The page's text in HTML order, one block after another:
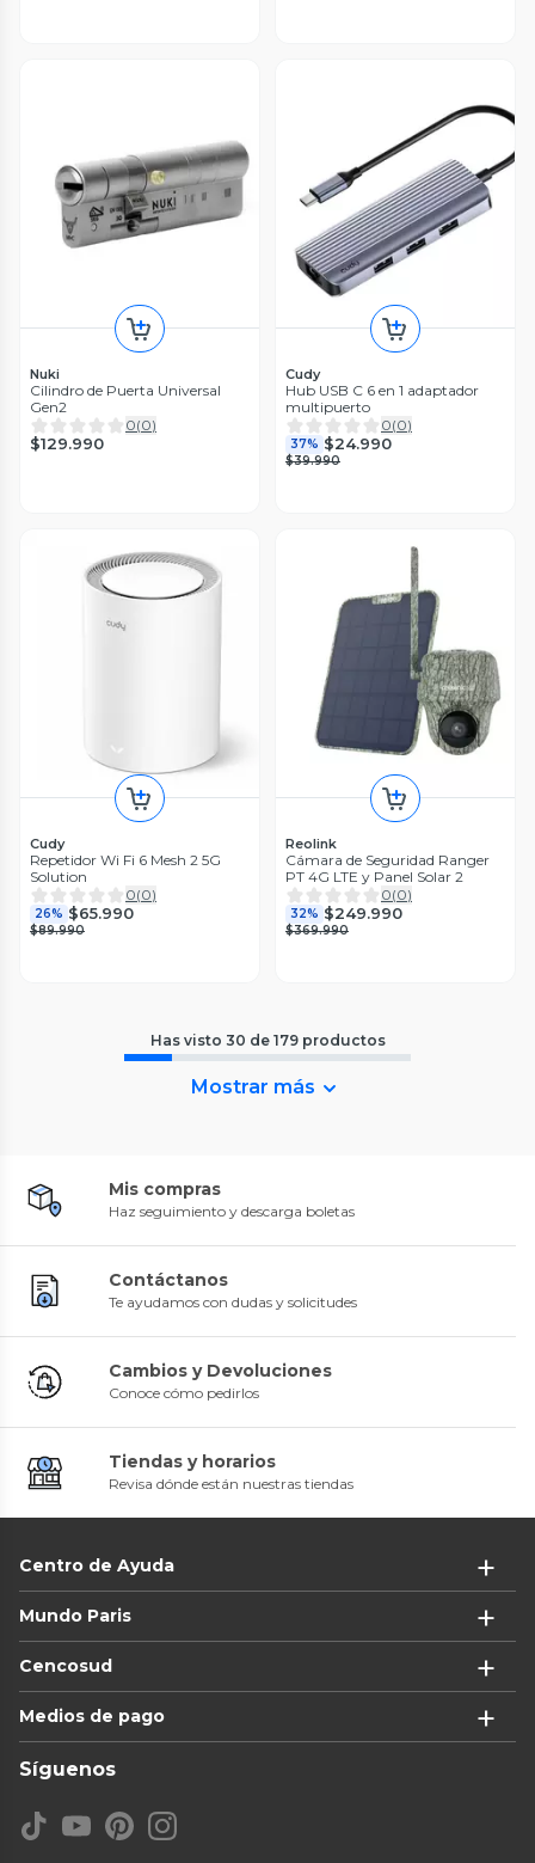
Nuki
Cilindro de Puerta Universal
Gen2
0(0)
$129.990
Cudy
Hub USB C 6 en 1 adaptador
multipuerto
0(0)
37% $24.990
$39.990
Cudy
Repetidor Wi Fi 6 Mesh 2 5G
Solution
0(0)
26% $65.990
$89.990
Reolink
Cámara de Seguridad Ranger
PT 4G LTE y Panel Solar 2
0(0)
32% $249.990
$369.990
Has visto 30 de 179 productos
Mostrar más
Mis compras
Haz seguimiento y descarga boletas
Contáctanos
Te ayudamos con dudas y solicitudes
Cambios y Devoluciones
Conoce cómo pedirlos
Tiendas y horarios
Revisa dónde están nuestras tiendas
Centro de Ayuda
Mundo Paris
Cencosud
Medios de pago
Síguenos